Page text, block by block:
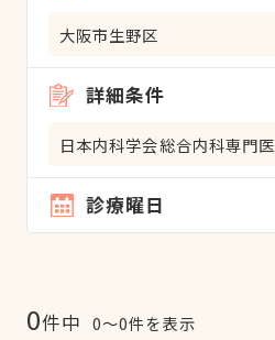
大阪市生野区
詳細条件
日本内科学会総合内科専門医
診療曜日
0件中 0〜0件を表示